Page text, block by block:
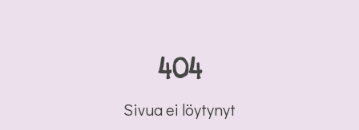
404
Sivua ei löytynyt